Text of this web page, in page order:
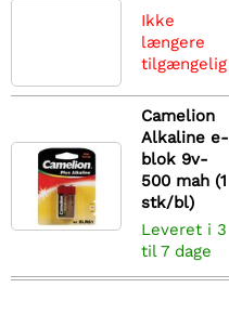
Ikke
længere
tilgængelig
Camelion
Alkaline e-
blok 9v-
500 mah (1
stk/bl)
Leveret i 3
til 7 dage